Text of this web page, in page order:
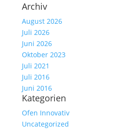
Archiv
August 2026
Juli 2026
Juni 2026
Oktober 2023
Juli 2021
Juli 2016
Juni 2016
Kategorien
Ofen Innovativ
Uncategorized